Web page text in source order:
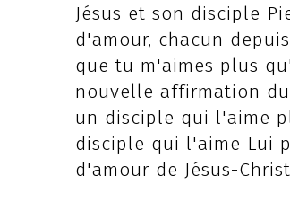
Jésus et son disciple
d'amour, chacun
que tu m'aimes plus
nouvelle affirmation
un disciple qui l'aime
disciple qui l'aime Lui
d'amour de Jésus-